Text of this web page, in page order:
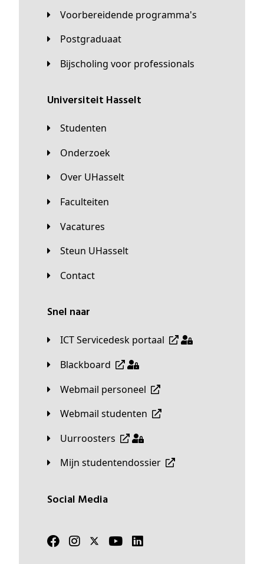
Voorbereidende programma's
Postgraduaat
Bijscholing voor professionals
universiteit Hasselt
Studenten
Onderzoek
Over UHasselt
Faculteiten
Vacatures
Steun UHasselt
Contact
Snel naar
ICT Servicedesk portaal
Blackboard
Webmail personeel
Webmail studenten
Uurroosters
Mijn studentendossier
Social Media